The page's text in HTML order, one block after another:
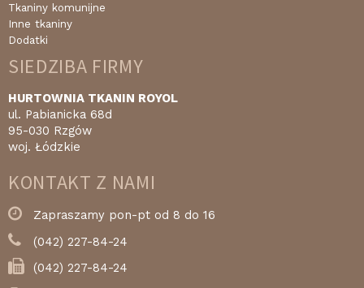
Tkaniny komunijne
Inne tkaniny
Dodatki
SIEDZIBA FIRMY
HURTOWNIA TKANIN ROYOL
ul. Pabianicka 68d
95-030 Rzgów
woj. Łódzkie
KONTAKT Z NAMI
Zapraszamy pon-pt od 8 do 16
(042) 227-84-24
(042) 227-84-24